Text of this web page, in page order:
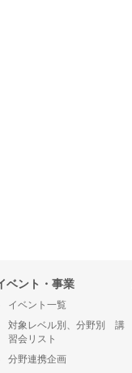
ベント・事業
イベント一覧
対象レベル別、分野別 講
習会リスト
分野連携企画